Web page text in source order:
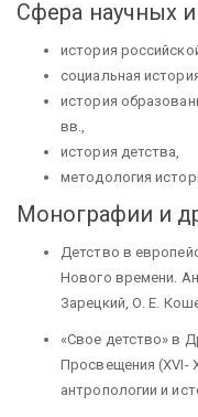
Сфера научных
история
социальная
история
вв.,
история детства,
методология
Монографии и
Детство в
Нового времени.
Зарецкий, О. Е.
«Свое детство» в
Просвещения (XVI-
антропологии и